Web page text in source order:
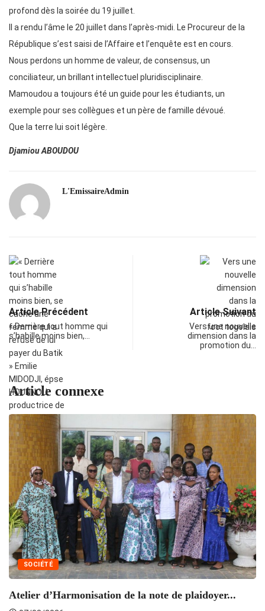
profond dès la soirée du 19 juillet.
Il a rendu l’âme le 20 juillet dans l’après-midi. Le Procureur de la
République s’est saisi de l’Affaire et l’enquête est en cours.
Nous perdons un homme de valeur, de consensus, un
conciliateur, un brillant intellectuel pluridisciplinaire.
Mamoudou a toujours été un guide pour les étudiants, un
exemple pour ses collègues et un père de famille dévoué.
Que la terre lui soit légère.
Djamiou ABOUDOU
L'EmissaireAdmin
Article Précédent
« Derrière tout homme qui
s’habille moins bien,…
Article Suivant
Vers une nouvelle
dimension dans la
promotion du…
Article connexe
SOCIÉTÉ
Atelier d’Harmonisation de la note de plaidoyer...